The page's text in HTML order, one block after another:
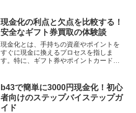
現金化の利点と欠点を比較する！
安全なギフト券買取の体験談
現金化とは、手持ちの資産やポイントを
すぐに現金に換えるプロセスを指しま
す。特に、ギフト券やポイントカードな
合、これらの資産を現金に換えること
で、必要な資金を手に入れることができ
るのです。
b43で簡単に3000円現金化！初心
者向けのステップバイステップガ
イド